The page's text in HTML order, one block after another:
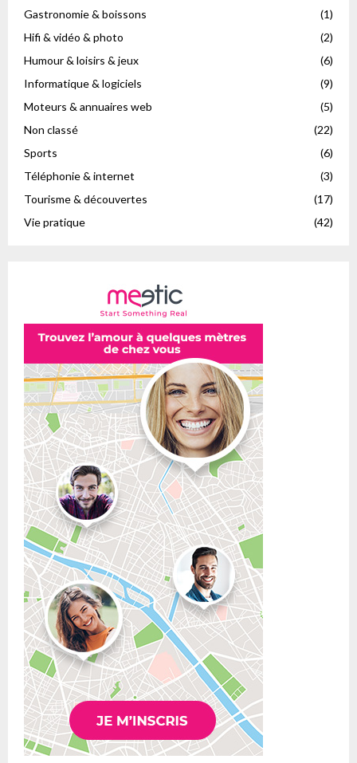
Gastronomie & boissons
(1)
Hifi & vidéo & photo
(2)
Humour & loisirs & jeux
(6)
Informatique & logiciels
(9)
Moteurs & annuaires web
(5)
Non classé
(22)
Sports
(6)
Téléphonie & internet
(3)
Tourisme & découvertes
(17)
Vie pratique
(42)